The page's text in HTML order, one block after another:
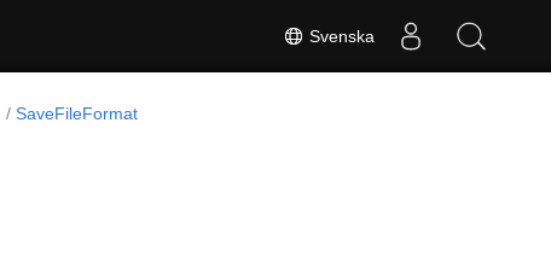
Svenska
SaveFileFormat